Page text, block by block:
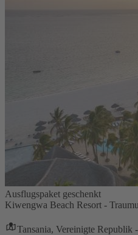
Ausflugspaket geschenkt
Kiwengwa Beach Resort -
Tansania, Vereinigte Republik